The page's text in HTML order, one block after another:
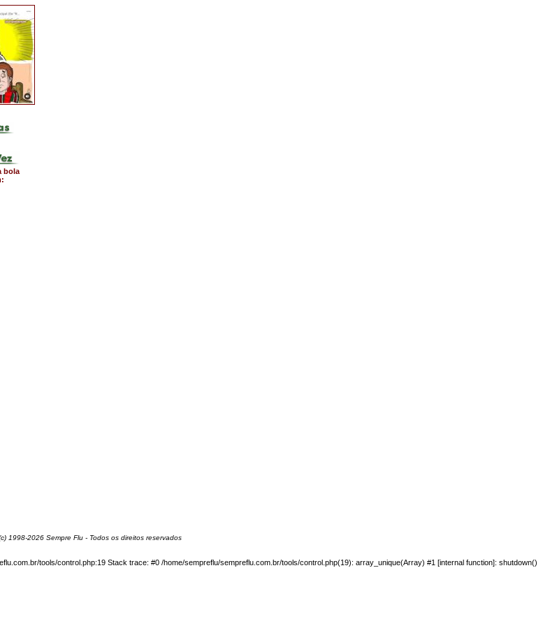
bola
1998-2026 Sempre Flu - Todos os direitos reservados
tools/control.php:19 Stack trace: #0 /home/sempreflu/sempreflu.com.br/tools/control.php(19): array_unique(Array) #1 [internal function]: shutdown()